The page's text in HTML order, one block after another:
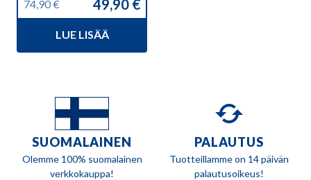
74,90€
Alkuperäinen
74,90 €.
49,90 €
Nykyinen
49,90 €.
LUE LISÄÄ
SUOMALAINEN
Olemme 100% suomalainen
verkkokauppa!
PALAUTUS
Tuotteillamme on 14 päivän
palautusoikeus!